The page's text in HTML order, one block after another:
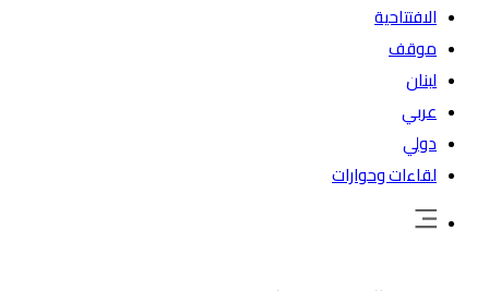
الافتتاحية
موقف
لبنان
عربي
دولي
لقاءات وحوارات